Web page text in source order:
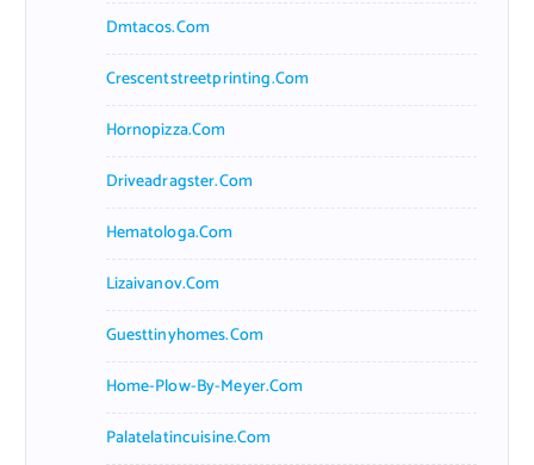
Dmtacos.com
Crescentstreetprinting.com
Hornopizza.com
Driveadragster.com
Hematologa.com
Lizaivanov.com
Guesttinyhomes.com
Home-Plow-By-Meyer.com
Palatelatincuisine.com